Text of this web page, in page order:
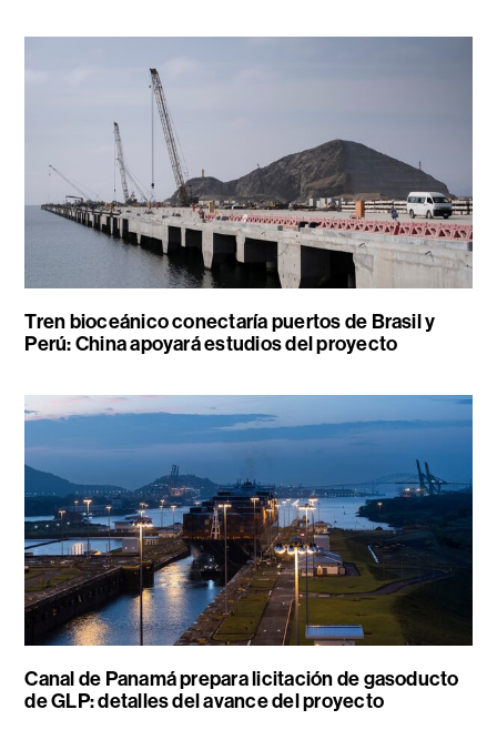
Tren bioceánico conectaría puertos de Brasil y
Perú: China apoyará estudios del proyecto
Canal de Panamá prepara licitación de gasoducto
de GLP: detalles del avance del proyecto